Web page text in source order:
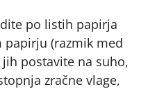
po listih papirja
(razmik med
postavite na suho,
zračne vlage,